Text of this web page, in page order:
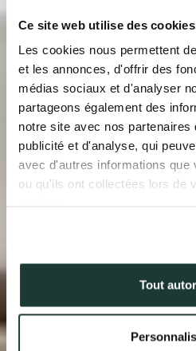
Ce site web utilise des cookies.
Les cookies nous permettent
et les annonces, d'offrir des
médias sociaux et d'analyser
partageons également des
notre site avec nos
publicité et d'analyse, qui
avec d'autres informations que
ou qu'ils ont collectées lors de
Tout
QUI SOMMES-
L’EXPERTISE
NOS
ACTUALITÉS
COMPTE
41 av.